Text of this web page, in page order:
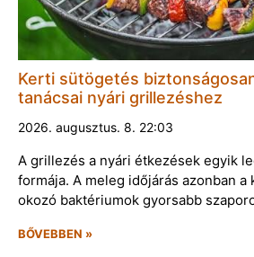
Kerti sütögetés
tanácsai nyári grillezéshez
2026. augusztus. 8. 22:03
A grillezés a nyári étkezések egyik
formája. A meleg időjárás azonban
okozó baktériumok gyorsabb
BŐVEBBEN »